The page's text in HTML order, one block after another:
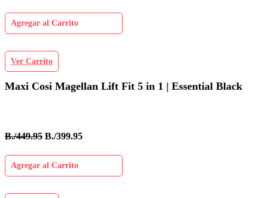
Agregar al Carrito
Ver Carrito
Maxi Cosi Magellan Lift Fit 5 in 1 | Essential Black
B./449.95 B./399.95
Agregar al Carrito